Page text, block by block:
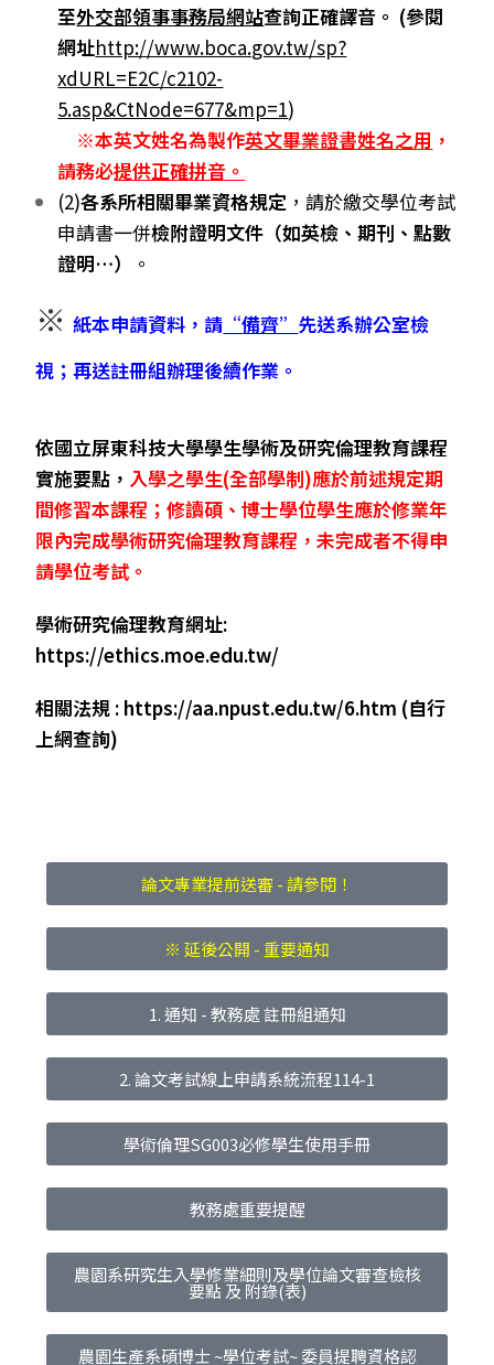
至外交部領事事務局網站查詢正確譯音。 (參閱
網址http://www.boca.gov.tw/sp?
xdURL=E2C/c2102-
5.asp&CtNode=677&mp=1)
※本英文姓名為製作英文畢業證書姓名之用 ，
請務必提供正確拼音。
(2)各系所相關畢業資格規定 ，請於繳交學位考試
申請書一併檢附證明文件（如英檢、期刊、點數
證明…）
。
※紙本申請資料，請 “備齊” 先送系辦公室檢
視；再送註冊組辦理後續作業。
依國立屏東科技大學學生學術及研究倫理教育課程
實施要點， 入學之學生(全部學制)應於前述規定期
間修習本課程；修讀碩、博士學位學生應於修業年
限內完成學術研究倫理教育課程，未完成者不得申
請學位考試。
學術研究倫理教育網址:
https://ethics.moe.edu.tw/
相關法規 : https://aa.npust.edu.tw/6.htm (自行
上網查詢)
論文專業提前送審 - 請參閱！
※ 延後公開 - 重要通知
1. 通知 - 教務處 註冊組通知
2. 論文考試線上申請系統流程114-1
學術倫理SG003必修學生使用手冊
教務處重要提醒
農園系研究生入學修業細則及學位論文審查檢核
要點 及 附錄(表)
農園生產系碩博士 ~學位考試~ 委員提聘資格認